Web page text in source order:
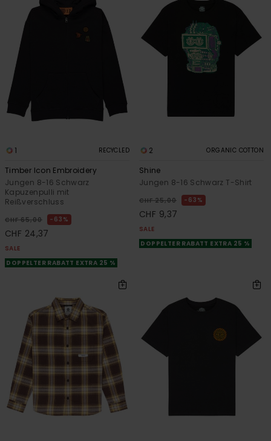
1 RECYCLED
Timber Icon Embroidery
Jungen 8-16 Schwarz
Kapuzenpulli mit
Reißverschluss
CHF 65,00 63%
CHF 24,37
SALE
DOPPELTER RABATT EXTRA 25 %
2 ORGANIC COTTON
Shine
Jungen 8-16 Schwarz T-Shirt
CHF 25,00 63%
CHF 9,37
SALE
DOPPELTER RABATT EXTRA 25 %